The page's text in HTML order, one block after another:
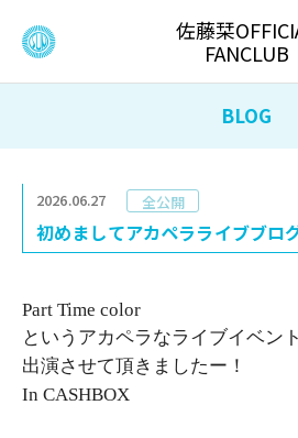
佐藤栞
FANCLUB
BLOG
2026.06.27 全公開
初めましてアカペラライブブロ
Part Time color
というアカペラなライブイベン
出演させて頂きましたー！
In CASHBOX